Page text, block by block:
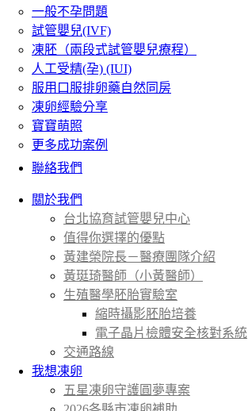
一般不孕問題
試管嬰兒(IVF)
凍胚（兩段式試管嬰兒療程）
人工受精(孕) (IUI)
服用口服排卵藥自然同房
凍卵經驗分享
寶寶萌照
更多成功案例
聯絡我們
關於我們
台北協育試管嬰兒中心
值得你選擇的優點
黃建榮院長－醫療團隊介紹
黃珽琦醫師（小黃醫師）
生殖醫學胚胎實驗室
縮時攝影胚胎培養
電子晶片檢體安全核對系統
交通路線
我想凍卵
五星凍卵守護圓夢專案